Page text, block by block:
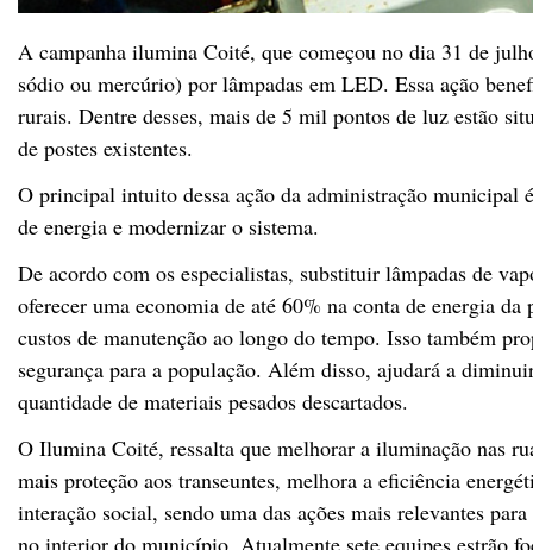
A campanha ilumina Coité, que começou no dia 31 de
sódio ou mercúrio) por lâmpadas em LED. Essa ação
rurais. Dentre desses, mais de 5 mil pontos de luz estão
de postes existentes.
O principal intuito dessa ação da administração municipal
de energia e modernizar o sistema.
De acordo com os especialistas, substituir lâmpadas de
oferecer uma economia de até 60% na conta de energia
custos de manutenção ao longo do tempo. Isso também
segurança para a população. Além disso, ajudará a
quantidade de materiais pesados descartados.
O Ilumina Coité, ressalta que melhorar a iluminação nas
mais proteção aos transeuntes, melhora a eficiência
interação social, sendo uma das ações mais relevantes
no interior do município. Atualmente sete equipes estrão